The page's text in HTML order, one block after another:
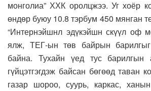
монголиа” ХХК оролцжээ. Уг хоёр
өндөр буюу 10.8 тэрбум 450 мянган
“Интернэйшнл эдүкэйшн скүүл оф
ялж, ТЕГ-ын төв байрын
байна. Тухайн үед тус барилгын
гүйцэтгэгдэж байсан бөгөөд таван
газар шороо, суурь, каркас,